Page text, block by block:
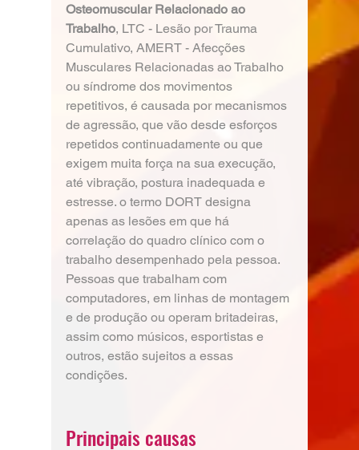
Osteomuscular Relacionado ao
Trabalho, LTC - Lesão por Trauma
Cumulativo, AMERT - Afecções
Musculares Relacionadas ao Trabalho
ou síndrome dos movimentos
repetitivos, é causada por mecanismos
de agressão, que vão desde esforços
repetidos continuadamente ou que
exigem muita força na sua execução,
até vibração, postura inadequada e
estresse. o termo DORT designa
apenas as lesões em que há
correlação do quadro clínico com o
trabalho desempenhado pela pessoa.
Pessoas que trabalham com
computadores, em linhas de montagem
e de produção ou operam britadeiras,
assim como músicos, esportistas e
outros, estão sujeitos a essas
condições.
Principais causas